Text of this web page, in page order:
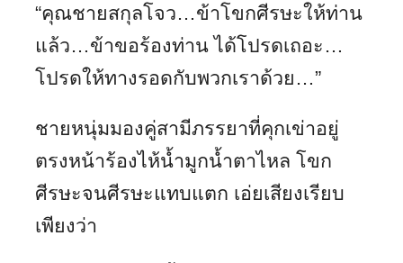
“คุณชายสกุลโจว…ข้าโขกศีรษะให้ท่าน
แล้ว…ข้าขอร้องท่าน ได้โปรดเถอะ…
โปรดให้ทางรอดกับพวกเราด้วย…”
ชายหนุ่มมองคู่สามีภรรยาที่คุกเข่าอยู่
ตรงหน้าร้องไห้น้ำมูกน้ำตาไหล โขก
ศีรษะจนศีรษะแทบแตก เอ่ยเสียงเรียบ
เพียงว่า